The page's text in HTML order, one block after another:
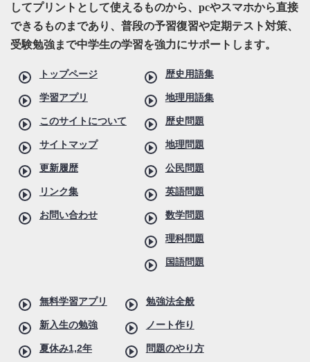
してプリントとして使えるものから、pcやスマホから直接
できるものまであり、普段の予習復習や定期テスト対策、
受験勉強まで中学生の学習を強力にサポートします。
トップページ
学習アプリ
このサイトについて
サイトマップ
更新履歴
リンク集
お問い合わせ
歴史用語集
地理用語集
歴史問題
地理問題
公民問題
英語問題
数学問題
理科問題
国語問題
無料学習アプリ
新入生の勉強
夏休み1,2年
勉強法全般
ノート作り
問題のやり方